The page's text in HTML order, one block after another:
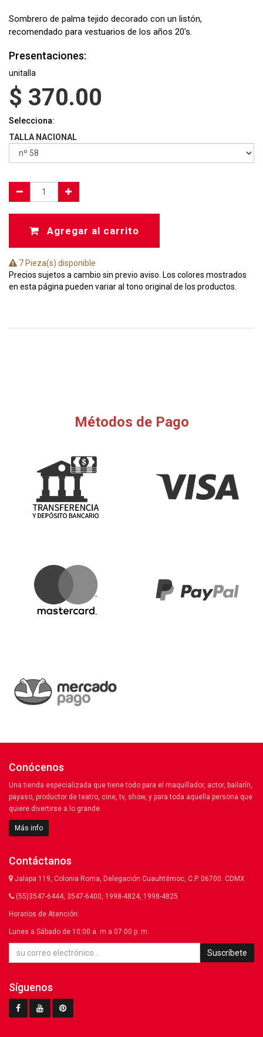
Sombrero de palma tejido decorado con un listón,
recomendado para vestuarios de los años 20's.
Presentaciones:
unitalla
$ 370.00
Selecciona:
TALLA NACIONAL
Agregar al carrito
7 Pieza(s) disponible
Precios sujetos a cambio sin previo aviso. Los colores mostrados
en esta página pueden variar al tono original de los productos.
Métodos de Pago
Conócenos
Una tienda especializada que tiene todo para el maquillador, actor, bailarín,
payaso, productor de teatro, cine, tv, show, y para toda aquella persona que
quiere divertirse a lo grande.
Más info
Contáctanos
Jalapa 119, Colonia Roma, Delegación Cuauhtémoc, C.P. 06700. CDMX
(55)3547-6444, 3547-6400, 1998-4824, 1998-4825
Horarios de Atención:
Lunes a Sábado de 10:00 a. m a 07:00 p. m.
Suscríbete
Síguenos